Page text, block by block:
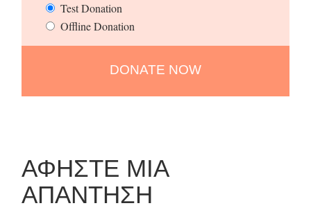
Test Donation
Offline Donation
ΑΦΉΣΤΕ ΜΙΑ
ΑΠΆΝΤΗΣΗ